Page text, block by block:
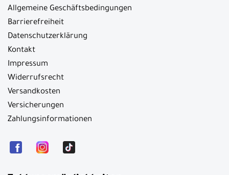
Allgemeine Geschäftsbedingungen
Barrierefreiheit
Datenschutzerklärung
Kontakt
Impressum
Widerrufsrecht
Versandkosten
Versicherungen
Zahlungsinformationen